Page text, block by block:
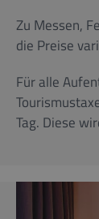
Zu Messen,
die Preise
Für alle
Tag. Diese